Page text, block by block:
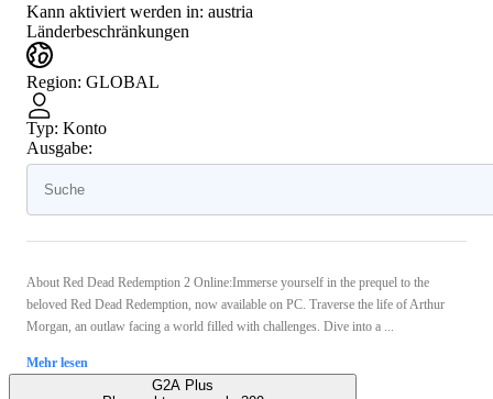
Kann aktiviert werden in: austria
Länderbeschränkungen
Region: GLOBAL
Typ: Konto
Ausgabe:
About Red Dead Redemption 2 Online:Immerse yourself in the prequel to the
beloved Red Dead Redemption, now available on PC. Traverse the life of Arthur
Morgan, an outlaw facing a world filled with challenges. Dive into a ...
Mehr lesen
G2A Plus